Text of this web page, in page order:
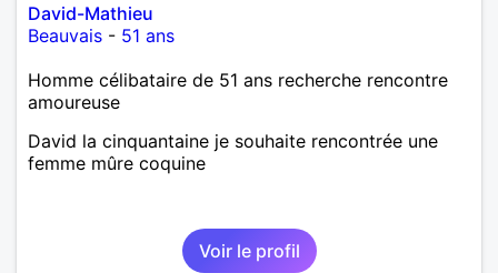
David-Mathieu
Beauvais - 51 ans
Homme célibataire de 51 ans recherche rencontre
amoureuse
David la cinquantaine je souhaite rencontrée une
femme mûre coquine
Voir le profil